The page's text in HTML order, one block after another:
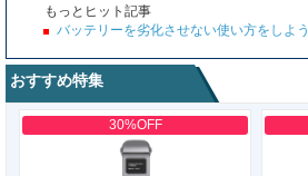
もっとヒット記事
バッテリーを劣化させない使い方をしよう
おすすめ特集
30%OFF